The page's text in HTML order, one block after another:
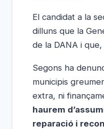
El candidat a la
dilluns que la
de la DANA i
Segons ha
municipis
extra, ni
haurem
reparació i